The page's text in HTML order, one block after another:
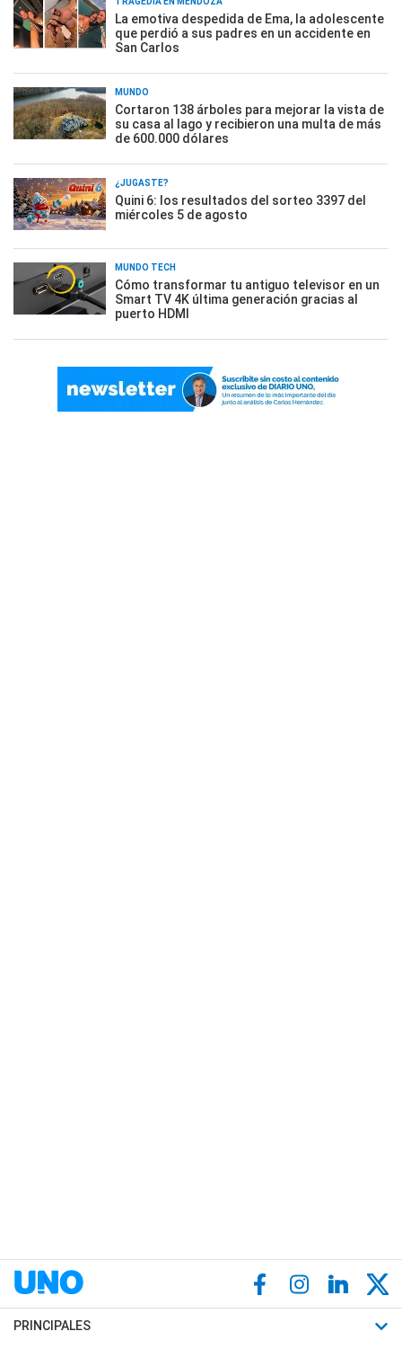
La emotiva despedida de Ema, la adolescente
que perdió a sus padres en un accidente en
San Carlos
MUNDO
Cortaron 138 árboles para mejorar la vista de
su casa al lago y recibieron una multa de más
de 600.000 dólares
¿JUGASTE?
Quini 6: los resultados del sorteo 3397 del
miércoles 5 de agosto
MUNDO TECH
Cómo transformar tu antiguo televisor en un
Smart TV 4K última generación gracias al
puerto HDMI
PRINCIPALES